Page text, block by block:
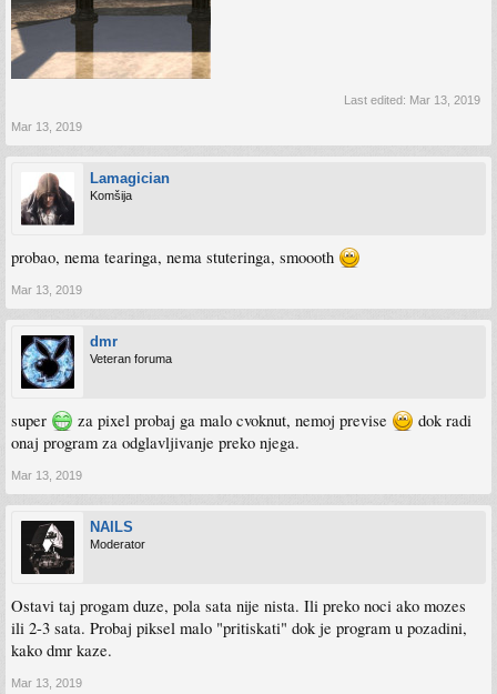
Last edited: Mar 13, 2019
Mar 13, 2019
Lamagician
Komšija
probao, nema tearinga, nema stuteringa, smoooth
Mar 13, 2019
dmr
Veteran foruma
super za pixel probaj ga malo cvoknut, nemoj previse
dok radi
onaj program za odglavljivanje preko njega.
Mar 13, 2019
NAILS
Moderator
Ostavi taj progam duze, pola sata nije nista. Ili preko noci ako mozes
ili 2-3 sata. Probaj piksel malo "pritiskati" dok je program u pozadini,
kako dmr kaze.
Mar 13, 2019